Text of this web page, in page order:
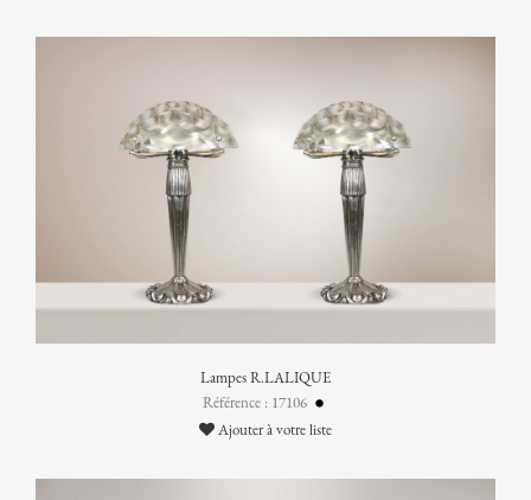
Lampes R.LALIQUE
Référence : 17106
Ajouter à votre liste